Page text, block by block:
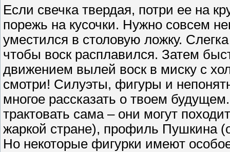
Если свечка твердая, потри ее на
порежь на кусочки. Нужно совсем
уместился в столовую ложку.
чтобы воск расплавился. Затем
движением вылей воск в миску с
смотри! Силуэты, фигуры и
многое рассказать о твоем
трактовать сама – они могут
жаркой стране), профиль Пушкина
Но некоторые фигурки имеют